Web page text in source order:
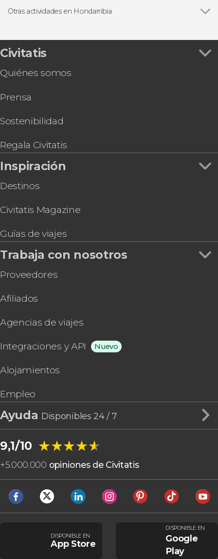
Otras actividades en Hondarribia
Tour en kayak por Hondarribia
Tour en kayak al atardecer por Hondarribia
Civitatis
Quiénes somos
Prensa
Sostenibilidad
Regala Civitatis
Inspiración
Destinos
Civitatis Magazine
Guías de viajes
Trabaja con nosotros
Proveedores
Afiliados
Agencias de viajes
Integraciones y API Nuevo
Alojamientos
Empleo
Ayuda Disponibles 24 / 7
9,1/10 ★★★★★
★★★★★
+5.000.000 opiniones de Civitatis
DISPONIBLE EN
App Store
DISPONIBLE EN
Google
Play